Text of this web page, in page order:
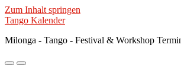
Zum Inhalt springen
Tango Kalender
Milonga - Tango - Festival & Workshop
Mobile-Suchfeld